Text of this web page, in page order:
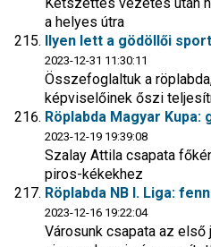
a helyes útra
Ilyen lett a gödöllői
2023-12-31 11:30:11
Összefoglaltuk a
képviselőinek őszi
Röplabda Magyar
2023-12-19 19:39:08
Szalay Attila csapata
piros-kékekhez
Röplabda NB I. Liga:
2023-12-16 19:22:04
Városunk csapata az